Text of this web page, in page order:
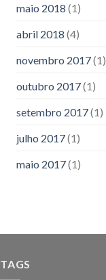
maio 2018 (1)
abril 2018 (4)
novembro 2017(1)
outubro 2017(1)
setembro 2017(1)
julho 2017(1)
maio 2017(1)
TAGS